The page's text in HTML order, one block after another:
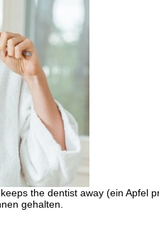
the dentist away (ein
gehalten.